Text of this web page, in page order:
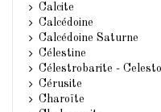
Calcite
Calcédoine
Calcédoine Saturne
Célestine
Célestrobarite -
Cérusite
Charoïte